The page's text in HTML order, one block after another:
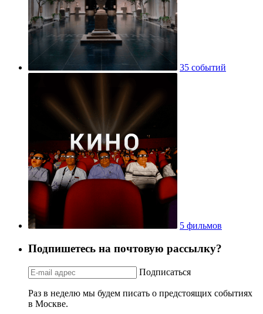
35 событий
5 фильмов
Подпишетесь на почтовую рассылку?
Подписаться
Раз в неделю мы будем писать о предстоящих событиях
в Москве.